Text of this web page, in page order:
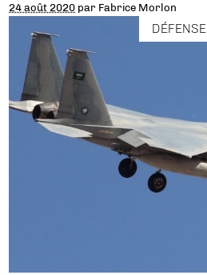
24 août 2020 par Fabrice Morlon
DÉFENSE